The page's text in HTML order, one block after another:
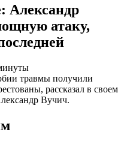
Александр
атаку,
травмы получили
рассказал в своем
Вучич.